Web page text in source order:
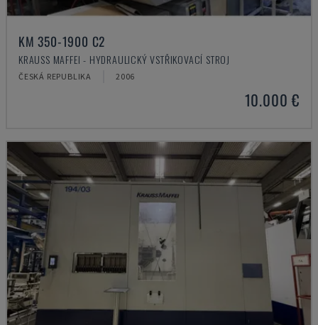
KM 350-1900 C2
KRAUSS MAFFEI - HYDRAULICKÝ VSTŘIKOVACÍ STROJ
ČESKÁ REPUBLIKA 2006
10.000 €